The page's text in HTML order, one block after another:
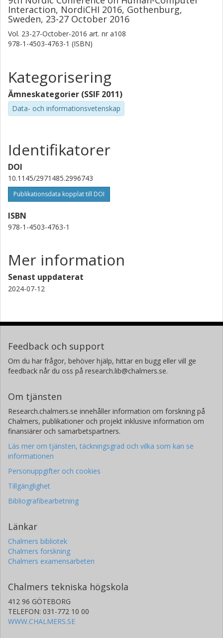
Interaction, NordiCHI 2016, Gothenburg,
Sweden, 23-27 October 2016
Vol. 23-27-October-2016 art. nr a108
978-1-4503-4763-1 (ISBN)
Kategorisering
Ämneskategorier (SSIF 2011)
Data- och informationsvetenskap
Identifikatorer
DOI
10.1145/2971485.2996743
Publikationsdata kopplat till DOI
ISBN
978-1-4503-4763-1
Mer information
Senast uppdaterat
2024-07-12
Feedback och support
Om du har frågor, behöver hjälp, hittar en bugg eller vill ge
feedback når du oss på research.lib@chalmers.se.
Om tjänsten
Research.chalmers.se innehåller information om forskning på
Chalmers, publikationer och projekt inklusive information om
finansiärer och samarbetspartners.
Läs mer om tjänsten, täckningsgrad och vilka som kan se
informationen
Personuppgifter och cookies
Tillgänglighet
Bibliografibearbetning
Länkar
Chalmers bibliotek
Chalmers forskning
Chalmers examensarbeten
Chalmers tekniska högskola
412 96 GÖTEBORG
TELEFON: 031-772 10 00
WWW.CHALMERS.SE